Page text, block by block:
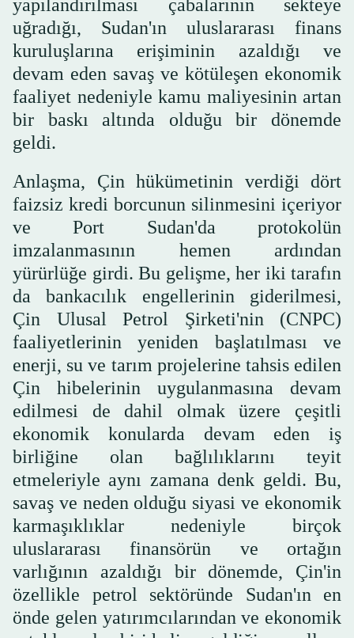
yapılandırılması çabalarının sekteye
uğradığı, Sudan'ın uluslararası finans
kuruluşlarına erişiminin azaldığı ve
devam eden savaş ve kötüleşen ekonomik
faaliyet nedeniyle kamu maliyesinin artan
bir baskı altında olduğu bir dönemde
geldi.
Anlaşma, Çin hükümetinin verdiği dört
faizsiz kredi borcunun silinmesini içeriyor
ve Port Sudan'da protokolün
imzalanmasının hemen ardından
yürürlüğe girdi. Bu gelişme, her iki tarafın
da bankacılık engellerinin giderilmesi,
Çin Ulusal Petrol Şirketi'nin (CNPC)
faaliyetlerinin yeniden başlatılması ve
enerji, su ve tarım projelerine tahsis edilen
Çin hibelerinin uygulanmasına devam
edilmesi de dahil olmak üzere çeşitli
ekonomik konularda devam eden iş
birliğine olan bağlılıklarını teyit
etmeleriyle aynı zamana denk geldi. Bu,
savaş ve neden olduğu siyasi ve ekonomik
karmaşıklıklar nedeniyle birçok
uluslararası finansörün ve ortağın
varlığının azaldığı bir dönemde, Çin'in
özellikle petrol sektöründe Sudan'ın en
önde gelen yatırımcılarından ve ekonomik